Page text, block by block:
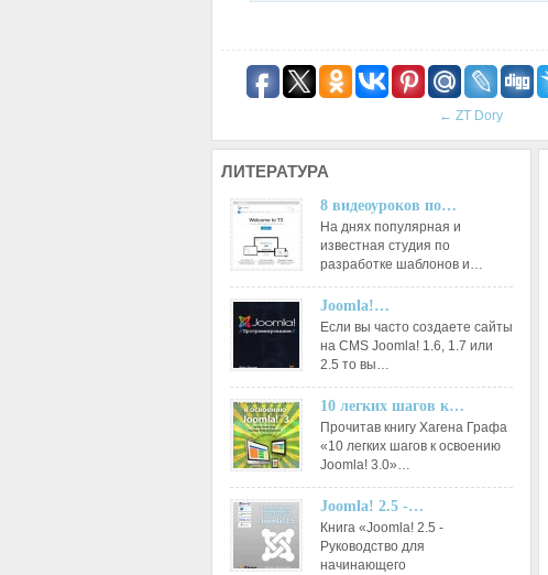
← ZT Dory
ЛИТЕРАТУРА
8 видеоуроков по…
На днях популярная и
известная студия по
разработке шаблонов и…
Joomla!…
Если вы часто создаете сайты
на CMS Joomla! 1.6, 1.7 или
2.5 то вы…
10 легких шагов к…
Прочитав книгу Хагена Графа
«10 легких шагов к освоению
Joomla! 3.0»…
Joomla! 2.5 -…
Книга «Joomla! 2.5 -
Руководство для
начинающего